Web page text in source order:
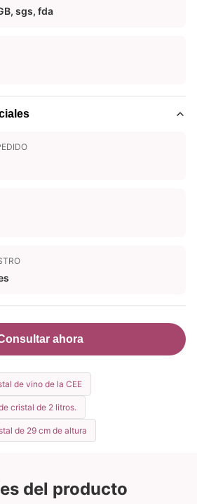
sgs, fda
ahora
de vino de la CEE
cristal de 2 litros.
de 29 cm de altura
del producto